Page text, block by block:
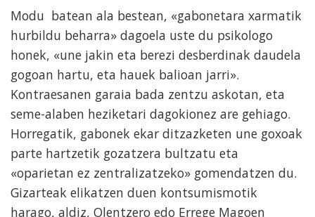
Modu batean ala bestean, «gabonetara xarmatik
hurbildu beharra» dagoela uste du psikologo
honek, «une jakin eta berezi desberdinak daudela
gogoan hartu, eta hauek balioan jarri».
Kontraesanen garaia bada zentzu askotan, eta
seme-alaben heziketari dagokionez are gehiago.
Horregatik, gabonek ekar ditzazketen une goxoak
parte hartzetik gozatzera bultzatu eta
«oparietan ez zentralizatzeko» gomendatzen du.
Gizarteak elikatzen duen kontsumismotik
harago, aldiz, Olentzero edo Errege Magoen